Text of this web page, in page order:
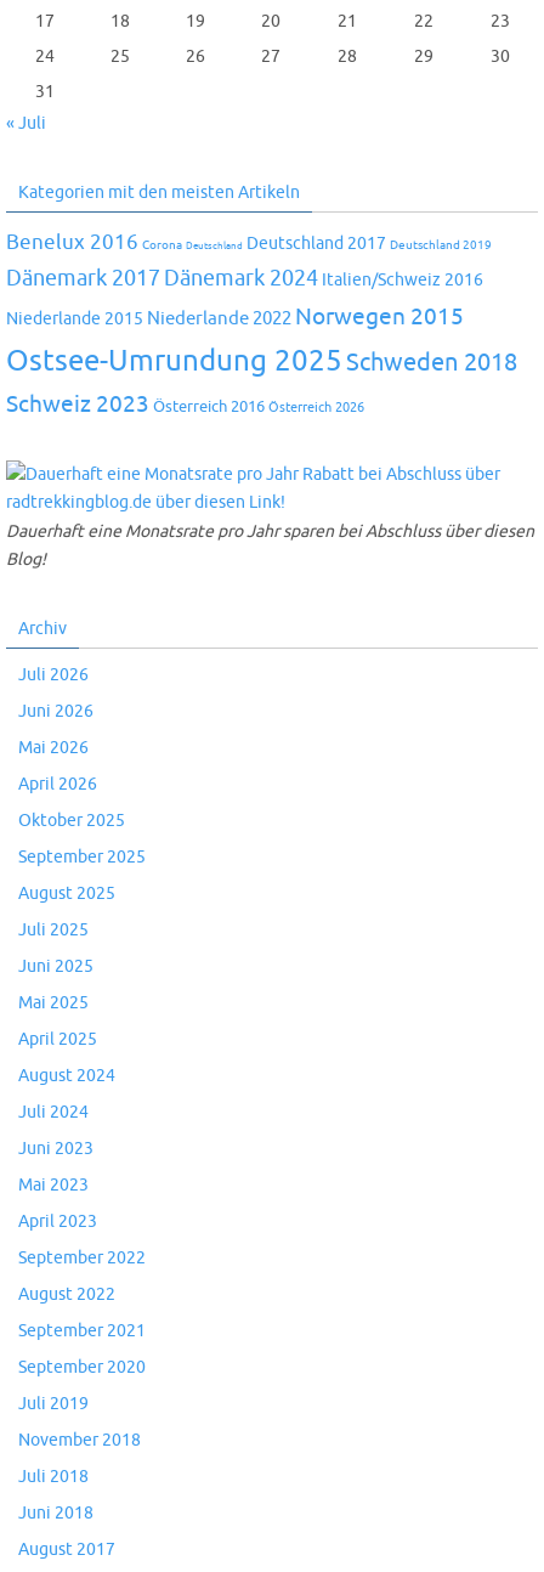
17
18 19 20 21 22
23
24
25 26 27 28 29
30
31
« Juli
Kategorien mit den meisten Artikeln
Benelux 2016 Corona Deutschland Deutschland 2017 Deutschland 2019
Dänemark 2017 Dänemark 2024 Italien/Schweiz 2016
Niederlande 2015 Niederlande 2022 Norwegen 2015
Ostsee-Umrundung 2025 Schweden 2018
Schweiz 2023 Österreich 2016 Österreich 2026
Dauerhaft eine Monatsrate pro Jahr sparen bei Abschluss über diesen
Blog!
Archiv
Juli 2026
Juni 2026
Mai 2026
April 2026
Oktober 2025
September 2025
August 2025
Juli 2025
Juni 2025
Mai 2025
April 2025
August 2024
Juli 2024
Juni 2023
Mai 2023
April 2023
September 2022
August 2022
September 2021
September 2020
Juli 2019
November 2018
Juli 2018
Juni 2018
August 2017